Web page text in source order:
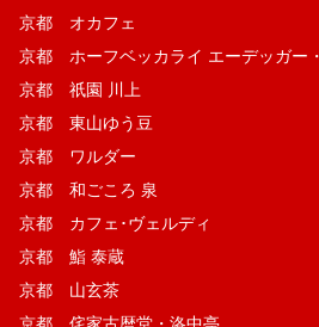
京都 オカフェ
京都 ホーフベッカライ エーデッガー
京都 祇園 川上
京都 東山ゆう豆
京都 ワルダー
京都 和ごころ 泉
京都 カフェ･ヴェルディ
京都 鮨 泰蔵
京都 山玄茶
京都 侘家古暦堂・洛中亭